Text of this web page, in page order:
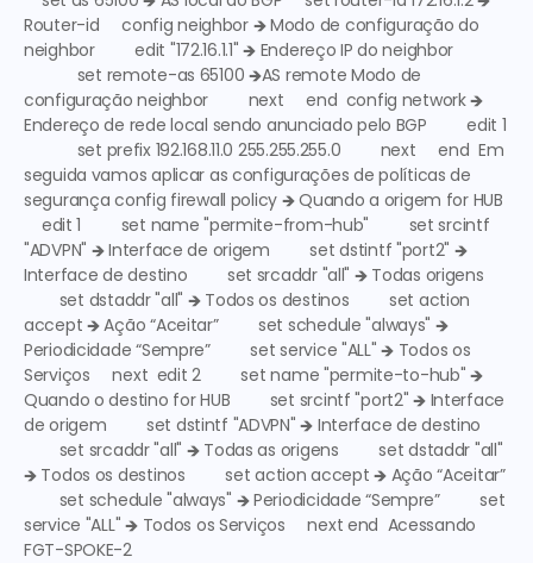
Router-id config neighbor 🡺 Modo de configuração do
neighbor edit "172.16.1.1" 🡺 Endereço IP do neighbor
set remote-as 65100 🡺AS remote Modo de
configuração neighbor next     end  config network 🡺
Endereço de rede local sendo anunciado pelo BGP edit 1
set prefix 192.168.11.0 255.255.255.0         next     end  Em
seguida vamos aplicar as configurações de políticas de
segurança config firewall policy 🡺 Quando a origem for HUB
edit 1         set name "permite-from-hub"         set srcintf
"ADVPN" 🡺 Interface de origem set dstintf "port2" 🡺
Interface de destino set srcaddr "all" 🡺 Todas origens
set dstaddr "all" 🡺 Todos os destinos set action
accept 🡺 Ação “Aceitar” set schedule "always" 🡺
Periodicidade “Sempre” set service "ALL" 🡺 Todos os
Serviços next  edit 2         set name "permite-to-hub" 🡺
Quando o destino for HUB set srcintf "port2" 🡺 Interface
de origem set dstintf "ADVPN" 🡺 Interface de destino
set srcaddr "all" 🡺 Todas as origens set dstaddr "all"
🡺 Todos os destinos set action accept 🡺 Ação “Aceitar”
set schedule "always" 🡺 Periodicidade “Sempre” set
service "ALL" 🡺 Todos os Serviços next end Acessando
FGT-SPOKE-2